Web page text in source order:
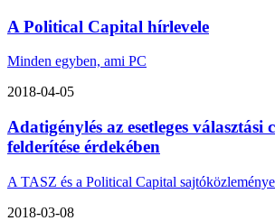
A Political Capital hírlevele
Minden egyben, ami PC
2018-04-05
Adatigénylés az esetleges választási
felderítése érdekében
A TASZ és a Political Capital sajtóközleménye
2018-03-08